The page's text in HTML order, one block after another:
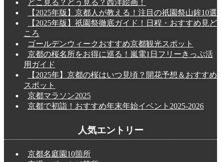
どこ見る？どう見る？西洋絵画！
【2025年版】京都人が教える！注目の祇園祭山鉾10選
【2025年版】祇園祭徹底ガイド！日程・おすすめ見ど
ころ
ゴールデンウィークおすすめ京都観光スポット
京都の桜名所をお得に巡る！嵐電1日フリーきっぷ活
用ガイド
【2025年】京都の桜はいつ見頃？開花予想＆おすすめ
スポット
京都マラソン2025
京都で初詣！おすすめ年末年始イベント2025-2026
人気エントリー
京都名庭園10箇所